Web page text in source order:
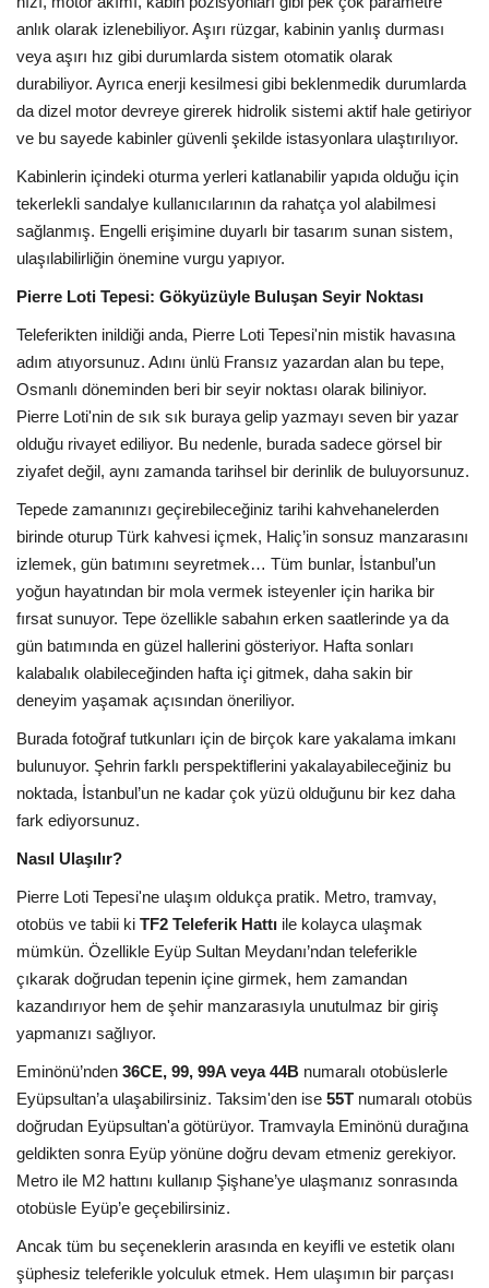
anlık olarak izlenebiliyor. Aşırı rüzgar, kabinin yanlış durması
veya aşırı hız gibi durumlarda sistem otomatik olarak
durabiliyor. Ayrıca enerji kesilmesi gibi beklenmedik durumlarda
da dizel motor devreye girerek hidrolik sistemi aktif hale getiriyor
ve bu sayede kabinler güvenli şekilde istasyonlara ulaştırılıyor.
Kabinlerin içindeki oturma yerleri katlanabilir yapıda olduğu için
tekerlekli sandalye kullanıcılarının da rahatça yol alabilmesi
sağlanmış. Engelli erişimine duyarlı bir tasarım sunan sistem,
ulaşılabilirliğin önemine vurgu yapıyor.
Pierre Loti Tepesi: Gökyüzüyle Buluşan Seyir Noktası
Teleferikten inildiği anda, Pierre Loti Tepesi'nin mistik havasına
adım atıyorsunuz. Adını ünlü Fransız yazardan alan bu tepe,
Osmanlı döneminden beri bir seyir noktası olarak biliniyor.
Pierre Loti'nin de sık sık buraya gelip yazmayı seven bir yazar
olduğu rivayet ediliyor. Bu nedenle, burada sadece görsel bir
ziyafet değil, aynı zamanda tarihsel bir derinlik de buluyorsunuz.
Tepede zamanınızı geçirebileceğiniz tarihi kahvehanelerden
birinde oturup Türk kahvesi içmek, Haliç’in sonsuz manzarasını
izlemek, gün batımını seyretmek… Tüm bunlar, İstanbul’un
yoğun hayatından bir mola vermek isteyenler için harika bir
fırsat sunuyor. Tepe özellikle sabahın erken saatlerinde ya da
gün batımında en güzel hallerini gösteriyor. Hafta sonları
kalabalık olabileceğinden hafta içi gitmek, daha sakin bir
deneyim yaşamak açısından öneriliyor.
Burada fotoğraf tutkunları için de birçok kare yakalama imkanı
bulunuyor. Şehrin farklı perspektiflerini yakalayabileceğiniz bu
noktada, İstanbul’un ne kadar çok yüzü olduğunu bir kez daha
fark ediyorsunuz.
Nasıl Ulaşılır?
Pierre Loti Tepesi'ne ulaşım oldukça pratik. Metro, tramvay,
otobüs ve tabii ki TF2 Teleferik Hattı ile kolayca ulaşmak
mümkün. Özellikle Eyüp Sultan Meydanı’ndan teleferikle
çıkarak doğrudan tepenin içine girmek, hem zamandan
kazandırıyor hem de şehir manzarasıyla unutulmaz bir giriş
yapmanızı sağlıyor.
Eminönü’nden 36CE, 99, 99A veya 44B numaralı otobüslerle
Eyüpsultan’a ulaşabilirsiniz. Taksim'den ise 55T numaralı otobüs
doğrudan Eyüpsultan'a götürüyor. Tramvayla Eminönü durağına
geldikten sonra Eyüp yönüne doğru devam etmeniz gerekiyor.
Metro ile M2 hattını kullanıp Şişhane’ye ulaşmanız sonrasında
otobüsle Eyüp’e geçebilirsiniz.
Ancak tüm bu seçeneklerin arasında en keyifli ve estetik olanı
şüphesiz teleferikle yolculuk etmek. Hem ulaşımın bir parçası